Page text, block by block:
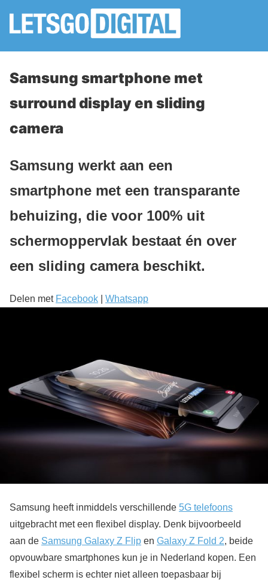
Samsung smartphone met
surround display en sliding
camera
Samsung werkt aan een
smartphone met een transparante
behuizing, die voor 100% uit
schermoppervlak bestaat én over
een sliding camera beschikt.
Delen met Facebook Whatsapp
Samsung heeft inmiddels verschillende 5G telefoons
uitgebracht met een flexibel display. Denk bijvoorbeeld
aan de Samsung Galaxy Z Flip en Galaxy Z Fold 2, beide
opvouwbare smartphones kun je in Nederland kopen. Een
flexibel scherm is echter niet alleen toepasbaar bij